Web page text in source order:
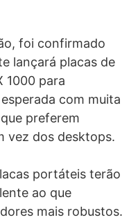
foi confirmado
lançará placas de
1000 para
com muita
preferem
vez dos desktops.
portáteis terão
ao que
mais robustos.